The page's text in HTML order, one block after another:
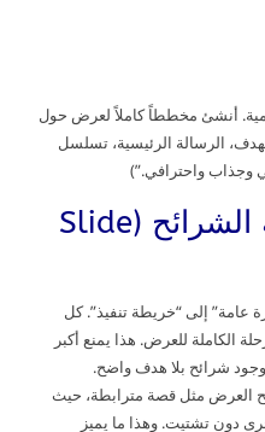
أنشئ مخططاً كاملاً لعرض حول
الرسالة الرئيسية، تسلسل
وجذاب واحترافي.”)
Prompt 2 — هيكلة الشرائح (Slide
عامة” إلى “خريطة تنفيذ”. كل
الكاملة للعرض. هذا يمنع أكبر
شرائح بلا هدف واضح.
العرض مثل قصة مترابطة، حيث
دون تشتيت. وهذا ما يميز